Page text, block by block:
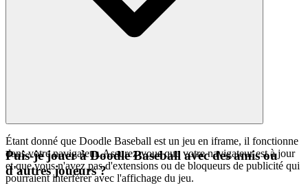
Étant donné que Doodle Baseball est un jeu en iframe, il fonctionne
dans votre navigateur. Assurez-vous que votre navigateur est à jour
et que vous n'avez pas d'extensions ou de bloqueurs de publicité qui
pourraient interférer avec l'affichage du jeu.
Puis-je jouer à Doodle Baseball avec des amis ou
d'autres joueurs ?